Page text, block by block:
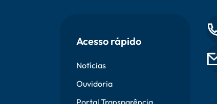
Acesso rápido
Notícias
Ouvidoria